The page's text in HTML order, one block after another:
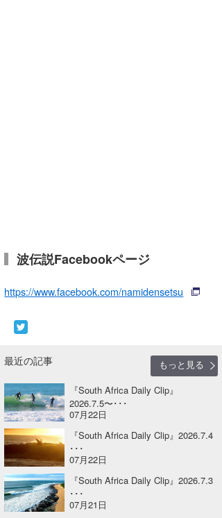
波伝説Facebookページ
https://www.facebook.com/namidensetsu
最近の記事
もっと見る
『South Africa Daily Clip』
2026.7.5〜･･･
07月22日
『South Africa Daily Clip』2026.7.4
･･･
07月22日
『South Africa Daily Clip』2026.7.3
･･･
07月21日
Core Surf Japan
Yoshiyuki Obata
arukasvision
DELTA FORCE SURF
CBA Films
熊谷素子
WAVAL
中浦“JET”章
嵯峨明日香
進士剛光
田原啓江
植村未来
NOBUFUKU
☆加藤
+☆maki☆+
Aichan
chan-U
ECE
G◎Da
波伝説